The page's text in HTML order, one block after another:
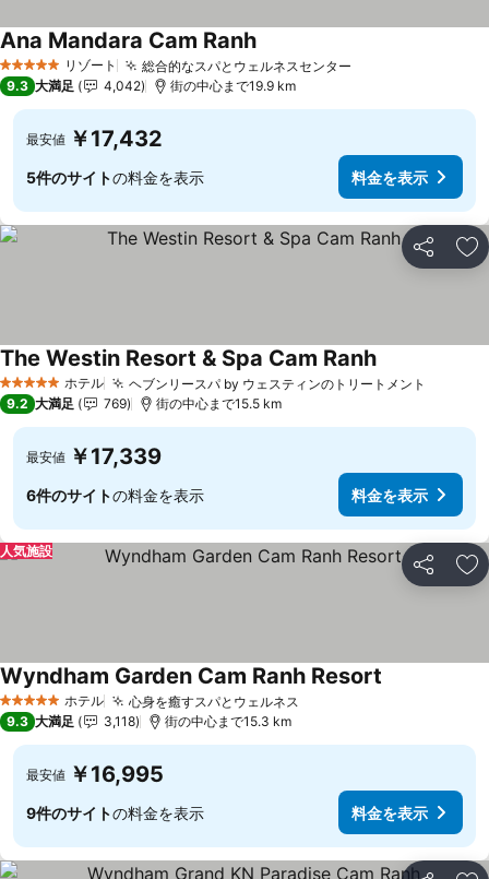
5 ホテルのランク
リゾート 総合的なスパとウェルネスセンター
Ana Mandara Cam Ranh料金を表示
9.3 大満足 4,042 街の中心まで19.9 km
最安値 ￥17,432
5件のサイトの料金を表示 料金を表示
シェア お
5 ホテルのランク
ホテル ヘブンリースパ by ウェスティンのトリートメント
The Westin Resort & Spa Cam Ranh料金を表示
9.2 大満足 769 街の中心まで15.5 km
最安値 ￥17,339
6件のサイトの料金を表示 料金を表示
シェア お
人気施設
5 ホテルのランク
ホテル 心身を癒すスパとウェルネス
Wyndham Garden Cam Ranh Resort
9.3 大満足 3,118 街の中心まで15.3 km
最安値 ￥16,995
9件のサイトの料金を表示 料金を表示